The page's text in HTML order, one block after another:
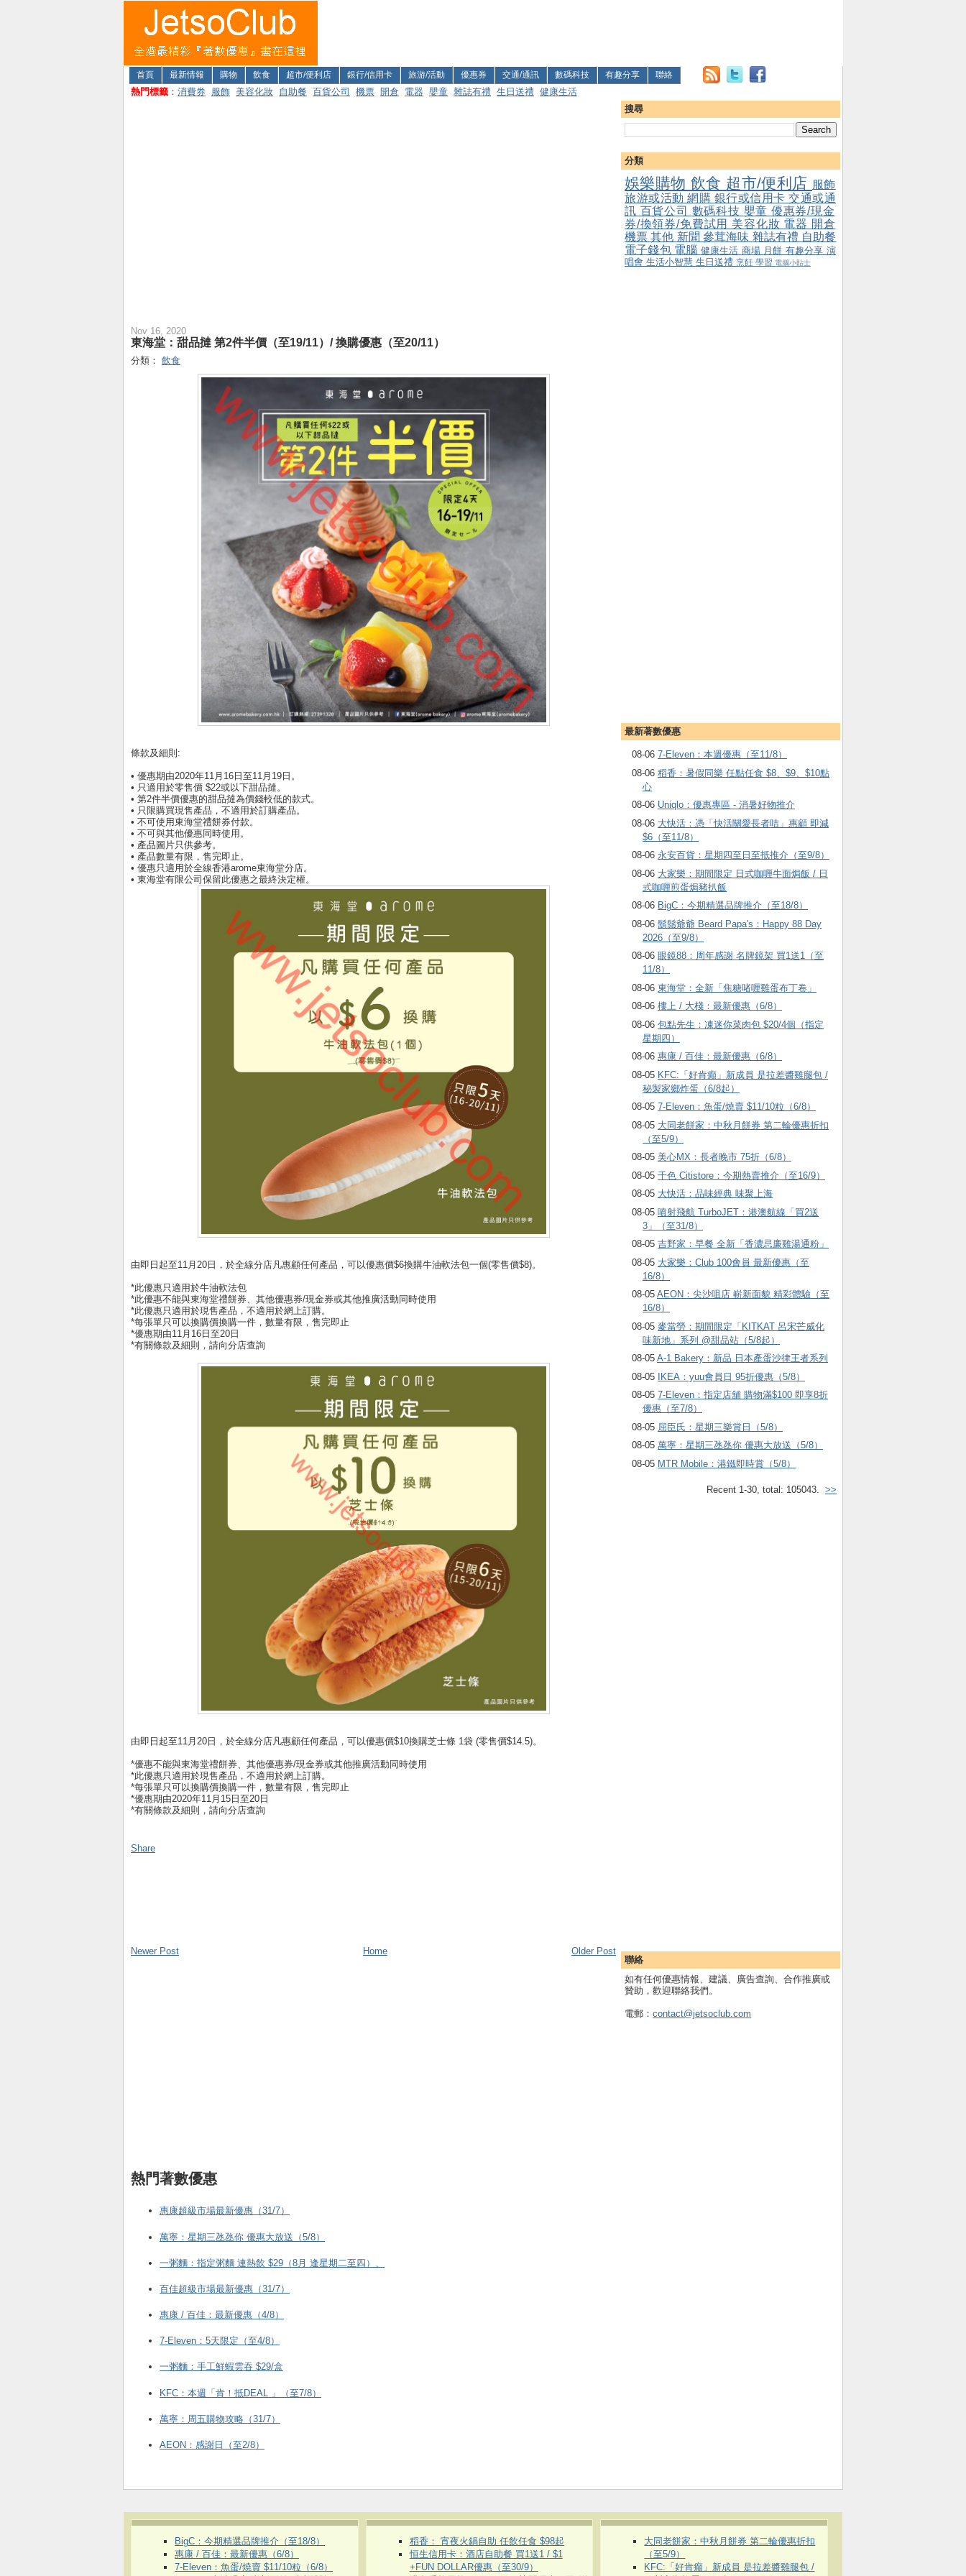
首頁 最新情報 購物 飲食 超市/便利店 銀行/信用卡 旅游/活動 優惠券 交通/通訊 數碼科技 有趣分享 聯絡
熱門標籤 ： 消費券 服飾 美容化妝 自助餐 百貨公司 機票 開倉 電器 嬰童 雜誌有禮 生日送禮 健康生活
搜尋
分類
娛樂購物 飲食 超市/便利店 服飾
旅游或活動 網購 銀行或信用卡 交通或通
訊 百貨公司 數碼科技 嬰童 優惠券/現金
券/換領券/免費試用 美容化妝 電器 開倉
機票其他 新聞參茸海味 雜誌有禮 自助餐
電子錢包 電腦 健康生活 商場 月餅 有趣分享 演
唱會 生活小智慧 生日送禮 烹飪 學習 電腦小貼士
最新著數優惠
08-06 7-Eleven：本週優惠（至11/8）
08-06 稻香：暑假同樂 任點任食 $8、$9、$10點
心
08-06 Uniqlo：優惠專區 - 消暑好物推介
08-06 大快活：憑「快活關愛長者咭」惠顧 即減
$6（至11/8）
08-06 永安百貨：星期四至日至抵推介（至9/8）
08-06 大家樂：期間限定 日式咖喱牛面焗飯 / 日
式咖喱煎蛋焗豬扒飯
08-06 BigC：今期精選品牌推介（至18/8）
08-06 鬍鬚爺爺 Beard Papa's：Happy 88 Day
2026（至9/8）
08-06 眼鏡88：周年感謝 名牌鏡架 買1送1（至
11/8）
08-06 東海堂：全新「焦糖啫喱雞蛋布丁卷」
08-06 樓上 / 大棧：最新優惠（6/8）
08-06 包點先生：凍迷你菜肉包 $20/4個（指定
星期四）
08-06 惠康 / 百佳：最新優惠（6/8）
08-05 KFC:「好肯癲」新成員 是拉差醬雞腿包 /
秘製家鄉炸蛋（6/8起）
08-05 7-Eleven：魚蛋/燒賣 $11/10粒（6/8）
08-05 大同老餅家：中秋月餅券 第二輪優惠折扣
（至5/9）
08-05 美心MX：長者晚市 75折（6/8）
08-05 千色 Citistore：今期熱賣推介（至16/9）
08-05 大快活：品味經典 味聚上海
08-05 噴射飛航 TurboJET：港澳航線「買2送
3」（至31/8）
08-05 吉野家：早餐 全新「香濃忌廉雞湯通粉」
08-05 大家樂：Club 100會員 最新優惠（至
16/8）
08-05 AEON：尖沙咀店 嶄新面貌 精彩體驗（至
16/8）
08-05 麥當勞：期間限定「KITKAT 呂宋芒威化
味新地」系列 @甜品站（5/8起）
08-05 A-1 Bakery：新品 日本產蛋沙律王者系列
08-05
IKEA：yuu會員日 95折優惠（5/8）
08-05 7-Eleven：指定店舖 購物滿$100 即享8折
優惠（至7/8）
08-05 屈臣氏：星期三樂賞日（5/8）
08-05 萬寧：星期三氹氹你 優惠大放送（5/8）
08-05 MTR Mobile：港鐵即時賞（5/8）
Recent 1-30, total: 105043. >>
聯絡
如有任何優惠情報、建議、廣告查詢、合作推廣或
贊助，歡迎聯絡我們。
電郵： contact@jetsoclub.com
Nov 16, 2020
東海堂：甜品撻 第2件半價（至19/11）/ 換購優惠（至20/11）
分類： 飲食
條款及細則:
• 優惠期由2020年11月16日至11月19日。
• 只適用於零售價 $22或以下甜品撻。
• 第2件半價優惠的甜品撻為價錢較低的款式。
• 只限購買現售產品，不適用於訂購產品。
• 不可使用東海堂禮餅券付款。
• 不可與其他優惠同時使用。
• 產品圖片只供參考。
• 產品數量有限，售完即止。
• 優惠只適用於全線香港arome東海堂分店。
• 東海堂有限公司保留此優惠之最終決定權。
由即日起至11月20日，於全線分店凡惠顧任何產品，可以優惠價$6換購牛油軟法包一個(零售價$8)。
*此優惠只適用於牛油軟法包
*此優惠不能與東海堂禮餅券、其他優惠券/現金券或其他推廣活動同時使用
*此優惠只適用於現售產品，不適用於網上訂購。
*每張單只可以換購價換購一件，數量有限，售完即止
*優惠期由11月16日至20日
*有關條款及細則，請向分店查詢
由即日起至11月20日，於全線分店凡惠顧任何產品，可以優惠價$10換購芝士條 1袋 (零售價$14.5)。
*優惠不能與東海堂禮餅券、其他優惠券/現金券或其他推廣活動同時使用
*此優惠只適用於現售產品，不適用於網上訂購。
*每張單只可以換購價換購一件，數量有限，售完即止
*優惠期由2020年11月15日至20日
*有關條款及細則，請向分店查詢
Share
Newer Post Older Post
Home
熱門著數優惠
惠康超級市場最新優惠（31/7）
萬寧：星期三氹氹你 優惠大放送（5/8）
一粥麵：指定粥麵 連熱飲 $29（8月 逢星期二至四）、
百佳超級市場最新優惠（31/7）
惠康 / 百佳：最新優惠（4/8）
7-Eleven：5天限定（至4/8）
一粥麵：手工鮮蝦雲吞 $29/盒
KFC ：本週「肯！抵DEAL 」（至7/8）
萬寧：周五購物攻略（31/7）
AEON：感謝日（至2/8）
BigC：今期精選品牌推介（至18/8）
惠康 / 百佳：最新優惠（6/8）
7-Eleven：魚蛋/燒賣 $11/10粒（6/8）
稻香： 宵夜火鍋自助 任飲任食 $98起
恒生信用卡：酒店自助餐 買1送1 / $1
+FUN DOLLAR優惠（至30/9）
大同老餅家：中秋月餅券 第二輪優惠折扣
（至5/9）
KFC:「好肯癲」新成員 是拉差醬雞腿包 /